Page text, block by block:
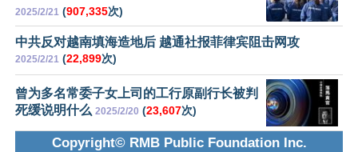
2025/2/21 (907,335次)
中共反对越南填海造地后 越通社报菲律宾阻击网攻
2025/2/21 (22,899次)
曾为多名常委子女上司的工行原副行长被判
死缓说明什么 2025/2/20 (23,607次)
Copyright© RMB Public Foundation Inc.